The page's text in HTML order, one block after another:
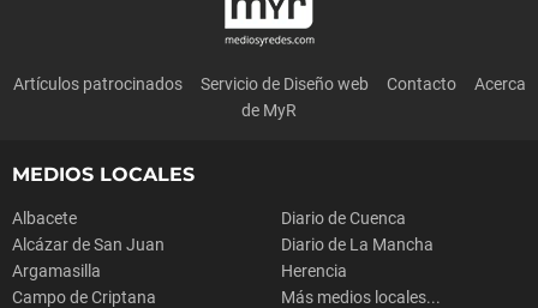
Artículos patrocinados Servicio de Diseño web Contacto
Acerca
de MyR
MEDIOS LOCALES
Albacete
Alcázar de San Juan
Argamasilla
Campo de Criptana
Diario de Cuenca
Diario de La Mancha
Herencia
Más medios locales...